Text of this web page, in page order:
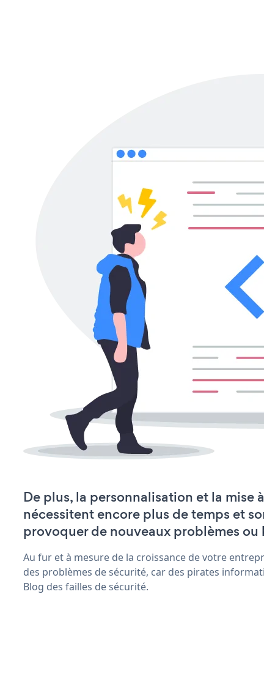
De plus, la personnalisation et la mise
nécessitent encore plus de temps et
provoquer de nouveaux problèmes ou
Au fur et à mesure de la croissance de votre
des problèmes de sécurité, car des pirates
Blog des failles de sécurité.